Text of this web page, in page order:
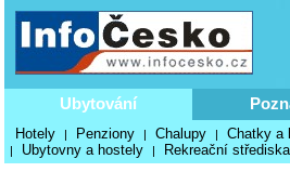
Ubytování
Hotely | Penziony | Chalupy | Chatky a
| Ubytovny a hostely | Rekreační střediska